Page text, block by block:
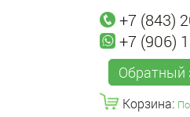
+7 (843)
+7 (906)
Обратный
Корзина: